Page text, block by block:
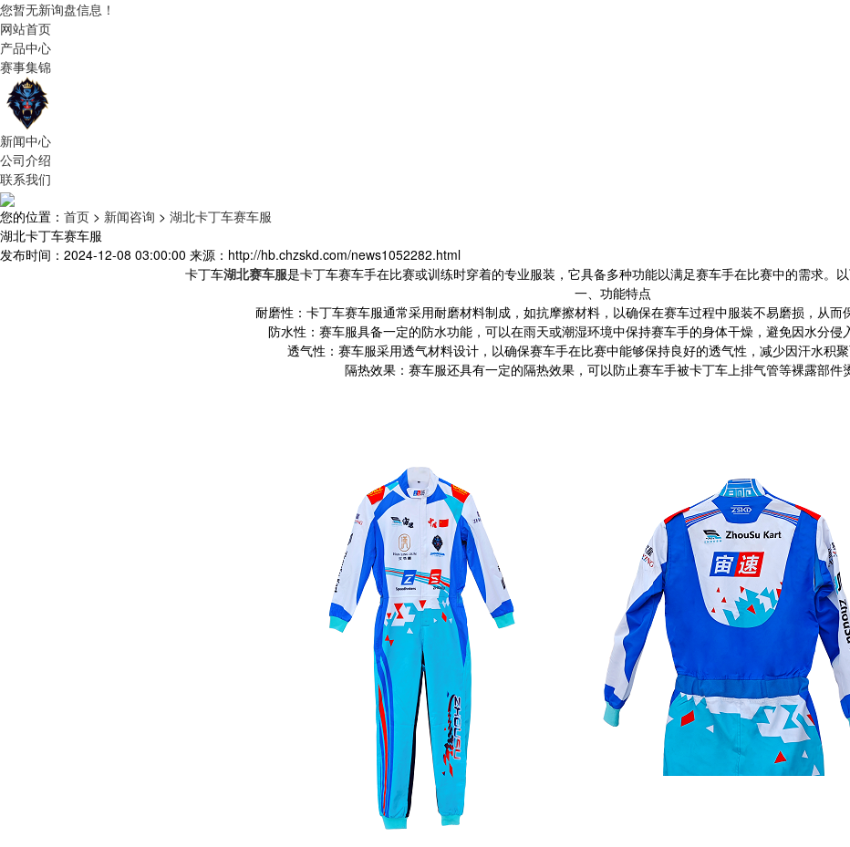
您暂无新询盘信息！
网站首页
产品中心
赛事集锦
新闻中心
公司介绍
联系我们
您的位置： 首页 > 新闻咨询 > 湖北卡丁车赛车服
湖北卡丁车赛车服
发布时间：2024-12-08 03:00:00 来源：http://hb.chzskd.com/news1052282.html
卡丁车湖北赛车服是卡丁车赛车手在比赛或训练时穿着的专业服装，它具备多种功能以满足赛车手在比赛中的需求。
一、功能特点
耐磨性：卡丁车赛车服通常采用耐磨材料制成，如抗摩擦材料，以确保在赛车过程中服装不易磨损，从而
防水性：赛车服具备一定的防水功能，可以在雨天或潮湿环境中保持赛车手的身体干燥，避免因水分侵
透气性：赛车服采用透气材料设计，以确保赛车手在比赛中能够保持良好的透气性，减少因汗水积聚
隔热效果：赛车服还具有一定的隔热效果，可以防止赛车手被卡丁车上排气管等裸露部件